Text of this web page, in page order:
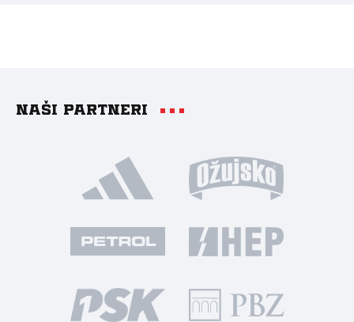
Naši partneri